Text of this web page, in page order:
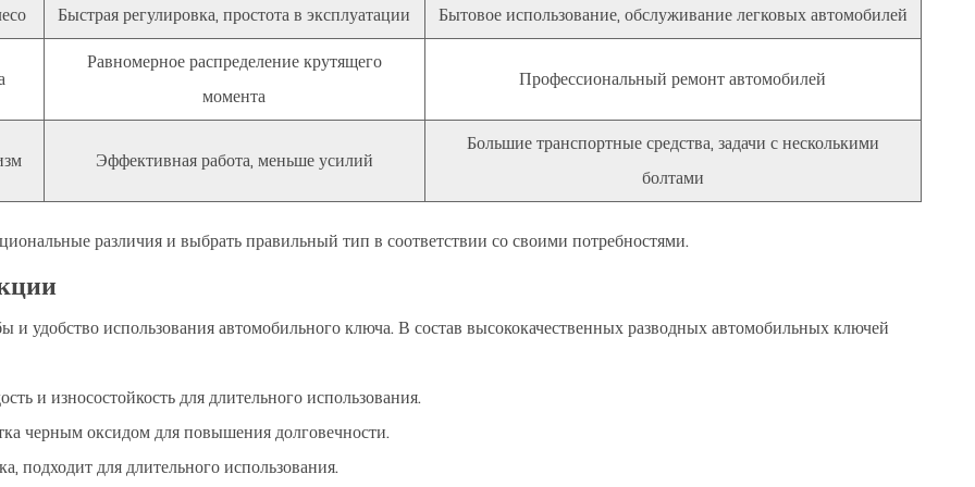
Быстрая регулировка, простота в эксплуатации Бытовое использование, обслуживание легковых автомобилей
Равномерное распределение крутящего
момента
Профессиональный ремонт автомобилей
Эффективная работа, меньше усилий
Большие транспортные средства, задачи с несколькими
болтами
различия и выбрать правильный тип в соответствии со своими потребностями.
удобство использования автомобильного ключа. В состав высококачественных разводных автомобильных ключей
и износостойкость для длительного использования.
черным оксидом для повышения долговечности.
подходит для длительного использования.